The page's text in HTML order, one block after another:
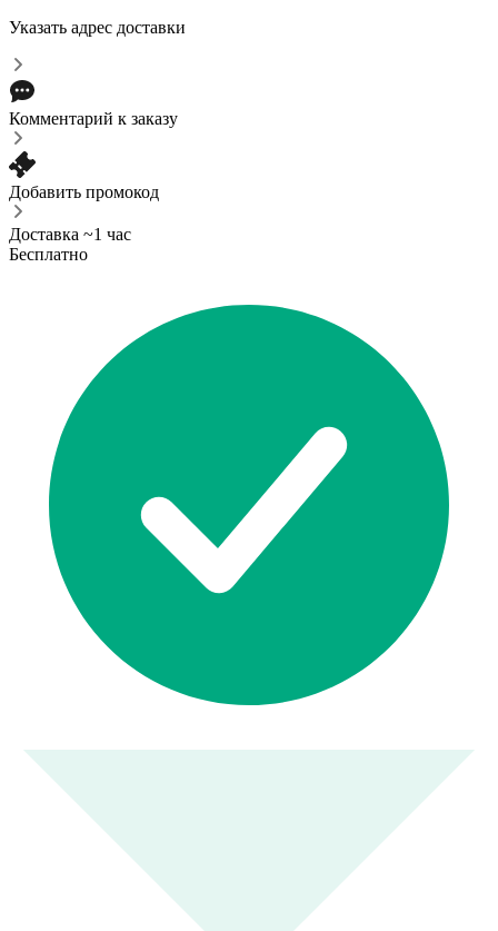
Указать адрес доставки
Комментарий к заказу
Добавить промокод
Доставка ~1 час
Бесплатно